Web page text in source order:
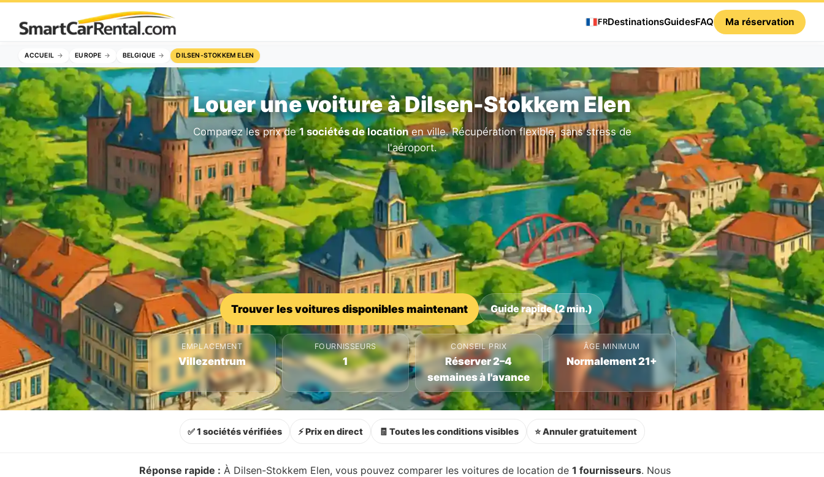
FRDestinationsGuidesFAQ Ma réservation
ACCUEIL EUROPE BELGIQUE DILSEN-STOKKEM ELEN
Louer une voiture à Dilsen-Stokkem Elen
Comparez les prix de1 sociétés de locationen ville. Récupération flexible, sans stress de
l'aéroport.
Trouver les voitures disponibles maintenant Guide rapide (2 min.)
EMPLACEMENT
Villezentrum
FOURNISSEURS
1
CONSEIL PRIX
Réserver 2–4
semaines à l'avance
ÂGE MINIMUM
Normalement 21+
✅ 1 sociétés vérifiées ⚡ Prix en direct 🧾 Toutes les conditions visibles ⭐ Annuler gratuitement
Réponse rapide : À Dilsen-Stokkem Elen, vous pouvez comparer les voitures de location de 1 fournisseurs. Nous